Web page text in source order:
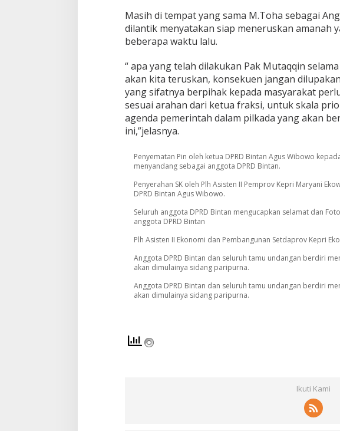
2
0
2
4
Masih di tempat yang sama M.Toha sebagai
dilantik menyatakan siap meneruskan amanah
beberapa waktu lalu.
“ apa yang telah dilakukan Pak Mutaqqin
akan kita teruskan, konsekuen jangan
yang sifatnya berpihak kepada masyarakat
sesuai arahan dari ketua fraksi, untuk skala
agenda pemerintah dalam pilkada yang akan
ini,”jelasnya.
Penyematan Pin oleh ketua DPRD Bintan Agus Wibowo
menyandang sebagai anggota DPRD Bintan.
Penyerahan SK oleh Plh Asisten II Pemprov Kepri Maryani
DPRD Bintan Agus Wibowo.
Seluruh anggota DPRD Bintan mengucapkan selamat dan
anggota DPRD Bintan
Plh Asisten II Ekonomi dan Pembangunan Setdaprov Kepri
Anggota DPRD Bintan dan seluruh tamu undangan berdiri
akan dimulainya sidang paripurna.
Anggota DPRD Bintan dan seluruh tamu undangan berdiri
akan dimulainya sidang paripurna.
Ikuti Kami